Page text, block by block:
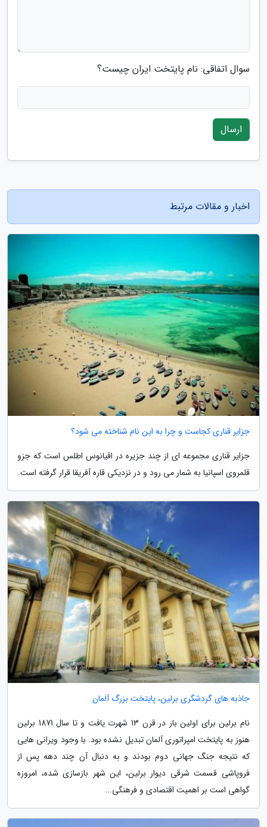
سوال اتفاقی: نام پایتخت ایران چیست؟
ارسال
اخبار و مقالات مرتبط
جزایر قناری کجاست و چرا به این نام شناخته می شود؟
جزایر قناری مجموعه ای از چند جزیره در اقیانوس اطلس است که جزو
قلمروی اسپانیا به شمار می رود و در نزدیکی قاره آفریقا قرار گرفته است.
جاذبه های گردشگری برلین، پایتخت بزرگ آلمان
نام برلین برای اولین بار در قرن 13 شهرت یافت و تا سال 1871 برلین
هنوز به پایتخت امپراتوری آلمان تبدیل نشده بود. با وجود ویرانی هایی
که نتیجه جنگ جهانی دوم بودند و به دنبال آن چند دهه پس از
فروپاشی قسمت شرقی دیوار برلین، این شهر بازسازی شده، امروزه
گواهی است بر اهمیت اقتصادی و فرهنگی...